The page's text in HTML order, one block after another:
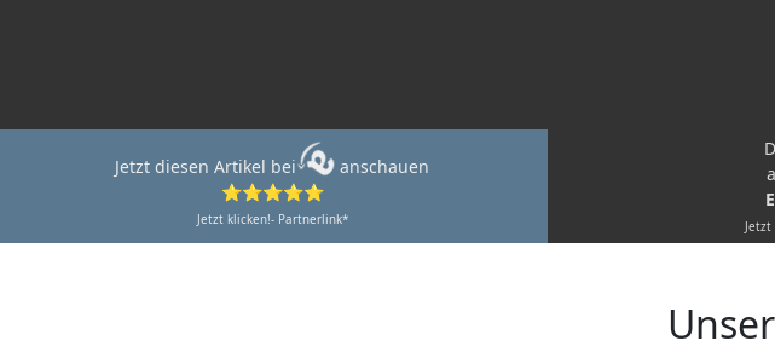
Jetzt diesen Artikel bei
anschauen
⭐⭐⭐⭐⭐
Jetzt klicken!- Partnerlink*